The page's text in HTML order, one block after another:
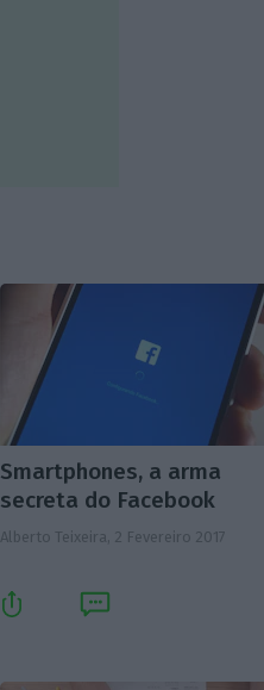
Smartphones, a arma
secreta do Facebook
Alberto Teixeira, 2 Fevereiro 2017